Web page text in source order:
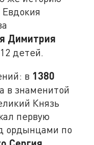
Димитрия
детей.
в 1380
в знаменитой
Князь
первую
ордынцами по